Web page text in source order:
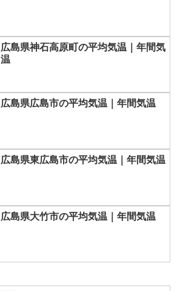
広島県神石高原町の平均気温｜年間気
温
広島県広島市の平均気温｜年間気温
広島県東広島市の平均気温｜年間気温
広島県大竹市の平均気温｜年間気温